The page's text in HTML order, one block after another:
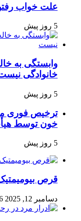
علت خواب
5 روز پیش
وابستگی به
خانوادگی
5 روز پیش
ترخیص فوری
خون توسط
5 روز پیش
قرص
دسامبر 12, 2025